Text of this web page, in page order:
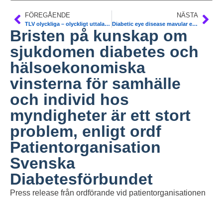
FÖREGÅENDE
TLV olyckliga – olyckligt uttalande blev olyckligt
NÄSTA
Diabetic eye disease mavular edema may be effectively treated with anti-vascular endothelial growth factor medication in patients. Meta-analysis 51 articles. BMJ
Bristen på kunskap om
sjukdomen diabetes och
hälsoekonomiska
vinsterna för samhälle
och individ hos
myndigheter är ett stort
problem, enligt ordf
Patientorganisation
Svenska
Diabetesförbundet
Press release från ordförande vid patientorganisationen